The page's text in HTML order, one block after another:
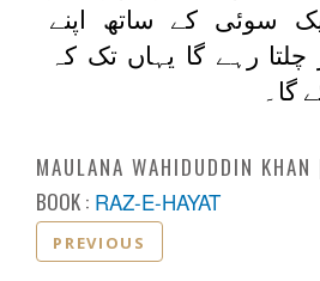
سوئی کے ساتھ اپنے
چلتا رہے گا یہاں تک کہ
گا۔
MAULANA WAHIDUDDIN KHAN
BOOK : RAZ-E-HAYAT
PREVIOUS